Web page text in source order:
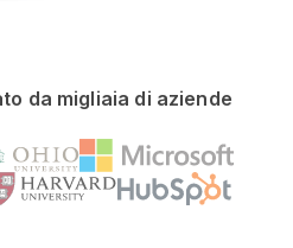
da migliaia di aziende